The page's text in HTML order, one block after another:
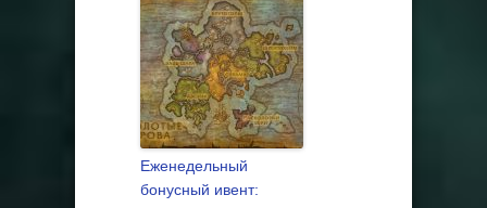
Еженедельный
бонусный ивент: